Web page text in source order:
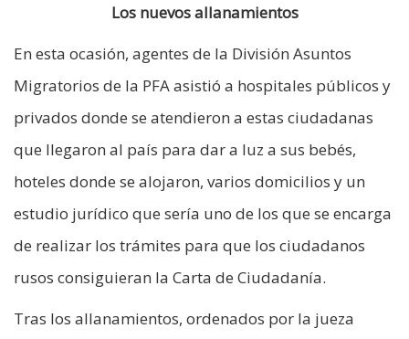
Los nuevos allanamientos
En esta ocasión, agentes de la División Asuntos
Migratorios de la PFA asistió a hospitales públicos y
privados donde se atendieron a estas ciudadanas
que llegaron al país para dar a luz a sus bebés,
hoteles donde se alojaron, varios domicilios y un
estudio jurídico que sería uno de los que se encarga
de realizar los trámites para que los ciudadanos
rusos consiguieran la Carta de Ciudadanía.
Tras los allanamientos, ordenados por la jueza